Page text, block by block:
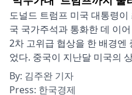
도널드 트럼프 미국 대통령
국 국가주석과 통화한 데 이
2차 고위급 협상을 한 배경엔
었다. 중국이 지난달 미국의
By: 김주완 기자
Press: 한국경제